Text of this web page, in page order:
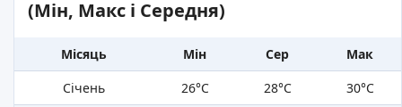
(Мін, Макс і Середня)
Місяць Мін Сер
Мак
Січень
26°C 28°C
30°C